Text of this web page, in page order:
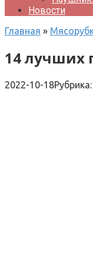
Новости
Главная »
14 лучших
2022-10-18Рубрика: